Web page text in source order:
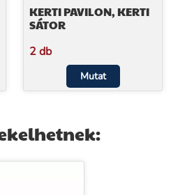
KERTI PAVILON, KERTI
SÁTOR
2 db
Mutat